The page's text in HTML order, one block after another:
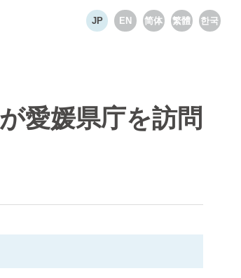
JP EN 简体 繁體 한국
愛媛県庁を訪問